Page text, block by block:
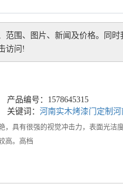
范围、图片、新闻及价格。同时
访问!
产品编号：1578645315
关键词： 河南实木烤漆门定制 河
具有很强的视觉冲击力，表面光洁
高。高档